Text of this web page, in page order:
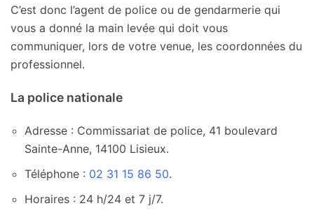
C’est donc l’agent de police ou de gendarmerie qui
vous a donné la main levée qui doit vous
communiquer, lors de votre venue, les coordonnées du
professionnel.
La police nationale
Adresse : Commissariat de police, 41 boulevard
Sainte-Anne, 14100 Lisieux.
Téléphone : 02 31 15 86 50.
Horaires : 24 h/24 et 7 j/7.